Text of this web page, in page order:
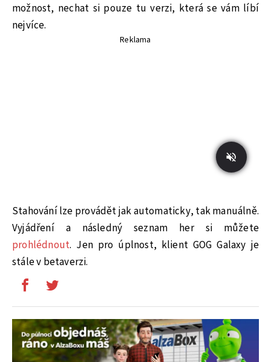
možnost, nechat si pouze tu verzi, která se vám líbí
nejvíce.
Reklama
Stahování lze provádět jak automaticky, tak manuálně.
Vyjádření a následný seznam her si můžete
prohlédnout. Jen pro úplnost, klient GOG Galaxy je
stále v betaverzi.